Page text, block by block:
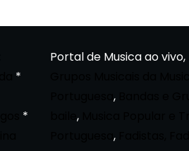
*
*
Portal de Musica ao vivo,
,
,
,